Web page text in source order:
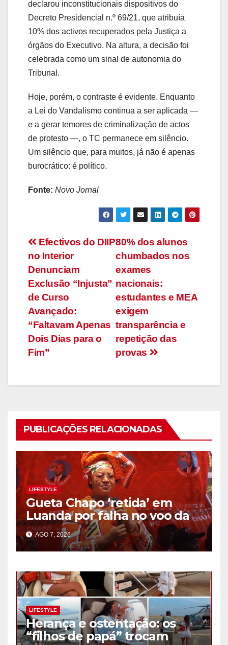
declarou inconstitucionais dispositivos do
Decreto Presidencial n.º 69/21, que atribuía
10% dos activos recuperados pela Justiça a
órgãos do Executivo. Na altura, a decisão foi
celebrada como um sinal de autonomia do
Tribunal.
Hoje, porém, o contraste é evidente. Enquanto
a Lei do Vandalismo continua a ser aplicada —
e a gerar temores de criminalização de actos
de protesto —, o TC permanece em silêncio.
Um silêncio que, para muitos, já não é apenas
burocrático: é político.
Fonte: Novo Jornal
Navegação
de
artigos
80% dos alunos
chumbados nos
exames
nacionais:
estudantes e MEA
exigem
transparência e
repetição das
provas
Efectivos do DIIP
no Interior
Denunciam
Exclusão “Injusta”
de Curso
Avançado:
“Faltavam Apenas
Dois Dias para o
Fim”
PUBLICAÇÕES RELACIONADAS
LIFESTYLE
Gueta Chapo ‘retida’ em
Luanda por falha no voo da
TAAG
AGO 7, 2026
LIFESTYLE
Herança e ostentação: os
“filhos de papá” trocam